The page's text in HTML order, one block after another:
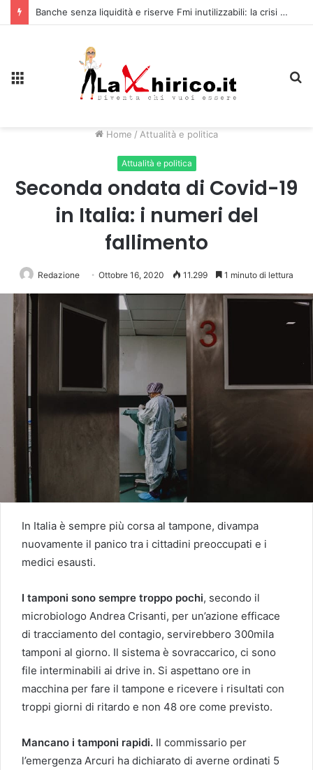
Banche senza liquidità e riserve Fmi inutilizzabili: la crisi dell’economia russa
Home / Attualità e politica
Attualità e politica
Seconda ondata di Covid-19
in Italia: i numeri del
fallimento
Redazione Ottobre 16, 2020 11.299 1 minuto di lettura
In Italia è sempre più corsa al tampone, divampa
nuovamente il panico tra i cittadini preoccupati e i
medici esausti.
I tamponi sono sempre troppo pochi, secondo il
microbiologo Andrea Crisanti, per un’azione efficace
di tracciamento del contagio, servirebbero 300mila
tamponi al giorno. Il sistema è sovraccarico, ci sono
file interminabili ai drive in. Si aspettano ore in
macchina per fare il tampone e ricevere i risultati con
troppi giorni di ritardo e non 48 ore come previsto.
Mancano i tamponi rapidi. Il commissario per
l’emergenza Arcuri ha dichiarato di averne ordinati 5